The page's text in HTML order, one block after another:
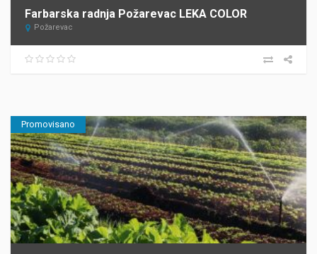
Farbarska radnja Požarevac LEKA COLOR
Požarevac
Promovisano